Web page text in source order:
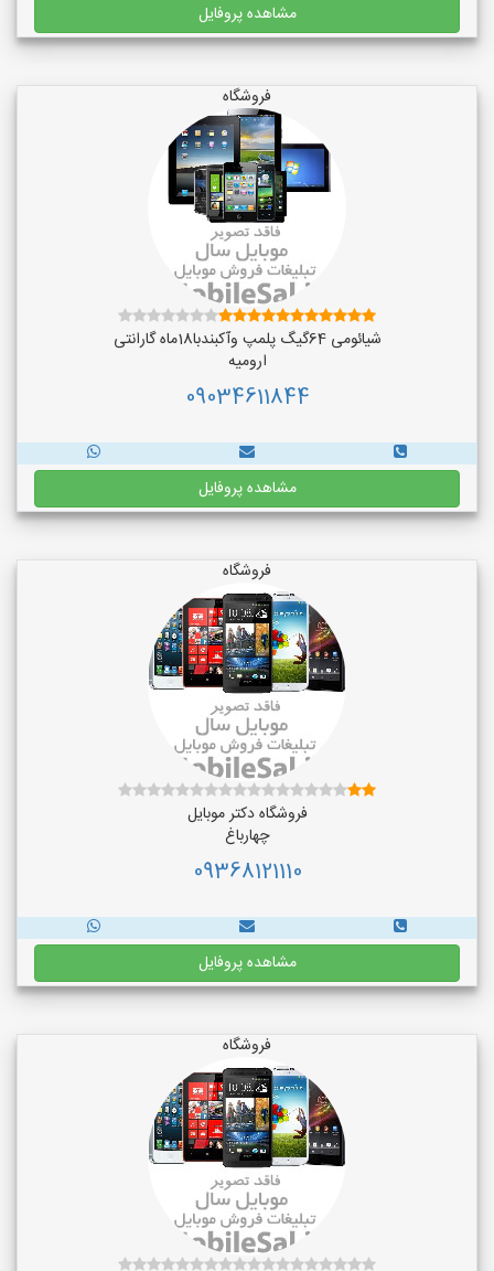
مشاهده پروفایل
فروشگاه
شیائومی 64گیگ پلمپ وآکبندبا18ماه گارانتی
ارومیه
09034611844
مشاهده پروفایل
فروشگاه
فروشگاه دکتر موبایل
چهارباغ
09368121110
مشاهده پروفایل
فروشگاه